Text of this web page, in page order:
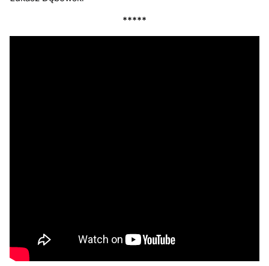
*****